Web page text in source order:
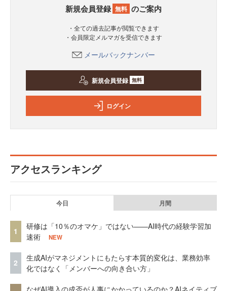
新規会員登録 無料 のご案内
・全ての過去記事が閲覧できます
・会員限定メルマガを受信できます
メールバックナンバー
新規会員登録 無料
ログイン
アクセスランキング
今日 月間
1
研修は「10％のオマケ」ではない——AI時代の経験学習加
速術
NEW
2
生成AIがマネジメントにもたらす本質的変化は、業務効率
化ではなく「メンバーへの向き合い方」
なぜAI導入の成否が人事にかかっているのか？AIネイティブ